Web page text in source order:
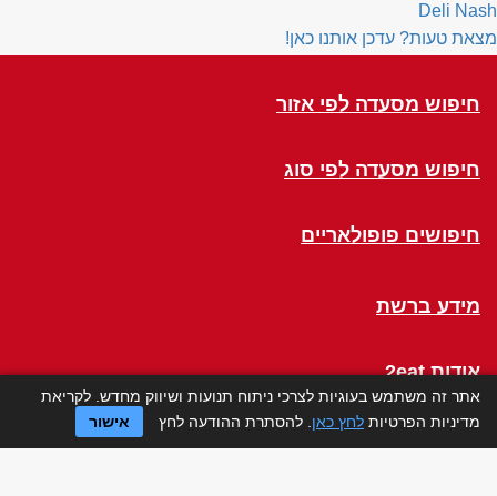
Deli Nash
מצאת טעות? עדכן אותנו כאן!
חיפוש מסעדה לפי אזור
חיפוש מסעדה לפי סוג
חיפושים פופולאריים
מידע ברשת
אודות 2eat
Click a Table
אתר זה משתמש בעוגיות לצרכי ניתוח תנועות ושיווק מחדש. לקריאת
מדיניות הפרטיות לחץ כאן . להסתרת ההודעה לחץ אישור